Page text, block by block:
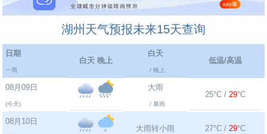
湖州天气预报未来15天查询
日期
一周
白天 晚上
白天
/ 晚上
低温/高温
08月09日
(今天)
大雨
/ 暴雨
25°C / 29°C
08月10日
大雨转小雨 27°C / 29°C